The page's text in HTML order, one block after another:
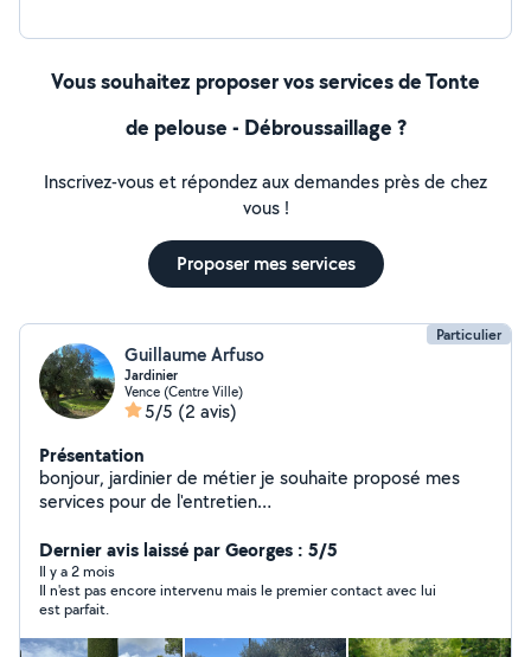
Vous souhaitez proposer vos services de Tonte
de pelouse - Débroussaillage ?
Inscrivez-vous et répondez aux demandes près de chez
vous !
Proposer mes services
Particulier
Guillaume Arfuso
Jardinier
Vence (Centre Ville)
5/5 (2 avis)
Présentation
bonjour, jardinier de métier je souhaite proposé mes
services pour de l'entretien
Dernier avis laissé par Georges : 5/5
Il y a 2 mois
Il n'est pas encore intervenu mais le premier contact avec lui
est parfait.